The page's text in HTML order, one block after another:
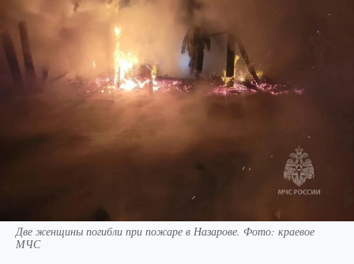
Две женщины погибли при пожаре в Назарове. Фото: краевое
МЧС